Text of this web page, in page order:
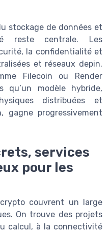
stockage de données et
reste centrale. Les
la confidentialité et
et réseaux depin.
Filecoin ou Render
qu’un modèle hybride,
distribuées et
gagne progressivement
services
pour les
couvrent un large
On trouve des projets
calcul, à la connectivité